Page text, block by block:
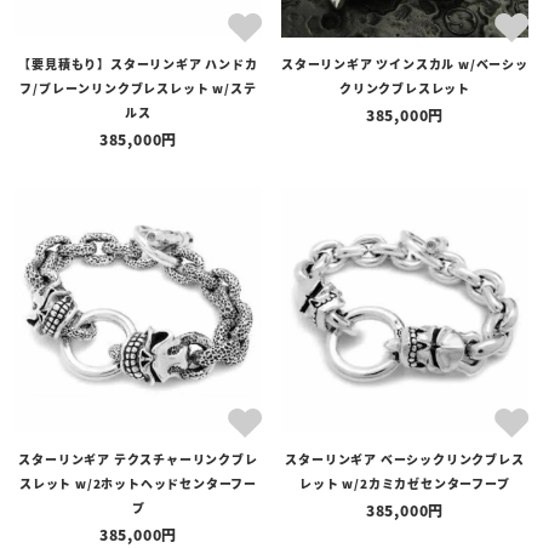
【要見積もり】スターリンギア ハンドカ
フ/プレーンリンクブレスレット w/ステ
ルス
385,000
スターリンギア ツインスカル w/ベーシッ
クリンクブレスレット
385,000
スターリンギア テクスチャーリンクブレ
スレット w/2ホットヘッドセンターフー
プ
385,000
スターリンギア ベーシックリンクブレス
レット w/2カミカゼセンターフープ
385,000